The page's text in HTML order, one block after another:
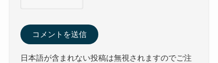
日本語が含まれない投稿は無視されますのでご注